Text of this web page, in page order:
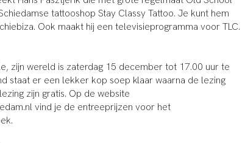
tattooshop Stay Classy Tattoo. Je kunt hem
Ook maakt hij een televisieprogramma voor TLC.
zijn wereld is zaterdag 15 december tot 17.00 uur te
staat er een lekker kop soep klaar waarna de lezing
zijn gratis. Op de website
vind je de entreeprijzen voor het